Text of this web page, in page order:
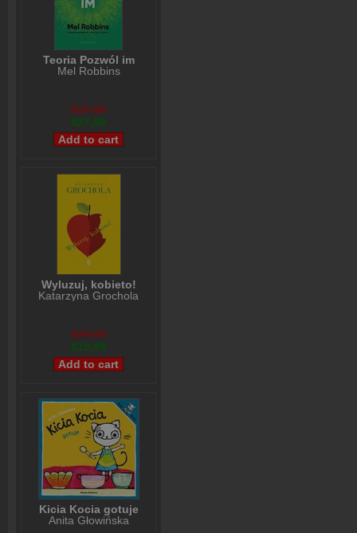
Teoria Pozwól im
Mel Robbins
$29,99
$27,99
Wyluzuj, kobieto!
Katarzyna Grochola
$24,99
$19,99
Kicia Kocia gotuje
Anita Głowińska